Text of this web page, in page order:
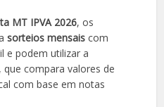
MT IPVA 2026, os
sorteios mensais com
e podem utilizar a
, que compara valores de
com base em notas